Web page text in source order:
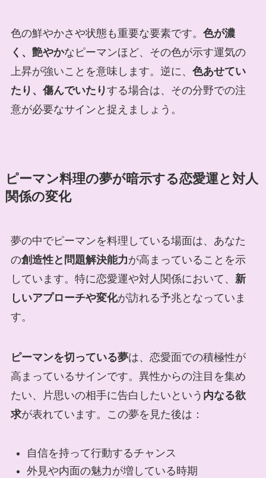
色の鮮やかさや状態も重要な要素です。 色が濃
く、艶やかなピーマンほど、その色が示す運気の
上昇が強いことを意味します。逆に、 色あせてい
たり、傷んでいたりする場合は、その分野での注
意が必要なサインと捉えましょう。
ピーマン料理の夢が暗示する恋愛運と対人
関係の変化
夢の中でピーマンを料理している場面は、あなた
の創造性と問題解決能力が高まっていることを示
しています。特に恋愛運や対人関係において、 新
しいアプローチや変化が訪れる予兆となっていま
す。
ピーマンを切っている夢は、恋愛面での積極性が
高まっているサインです。異性からの注目を集め
たい、片思いの相手に告白したいという 内なる欲
求が表れています。この夢を見た後は：
自信を持って行動するチャンス
外見や内面の魅力が増している時期